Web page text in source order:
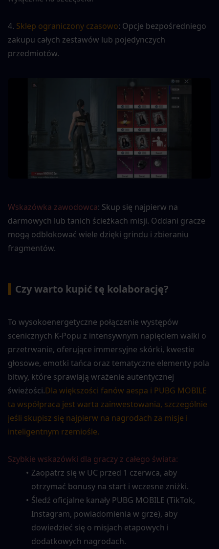
4. Sklep ograniczony czasowo: Opcje bezpośredniego
zakupu całych zestawów lub pojedynczych
przedmiotów.
Wskazówka zawodowca: Skup się najpierw na
darmowych lub tanich ścieżkach misji. Oddani gracze
mogą odblokować wiele dzięki grindu i zbieraniu
fragmentów.
Czy warto kupić tę kolaborację?
To wysokoenergetyczne połączenie występów
scenicznych K-Popu z intensywnym napięciem walki o
przetrwanie, oferujące immersyjne skórki, kwestie
głosowe, emotki tańca oraz tematyczne elementy pola
bitwy, które sprawiają wrażenie autentycznej
świeżości.Dla większości fanów aespa i PUBG MOBILE
ta współpraca jest warta zainwestowania, szczególnie
jeśli skupisz się najpierw na nagrodach za misje i
inteligentnym rzemiośle.
Szybkie wskazówki dla graczy z całego świata:
Zaopatrz się w UC przed 1 czerwca, aby
otrzymać bonusy na start i wczesne zniżki.
Śledź oficjalne kanały PUBG MOBILE (TikTok,
Instagram, powiadomienia w grze), aby
dowiedzieć się o misjach etapowych i
dodatkowych nagrodach.